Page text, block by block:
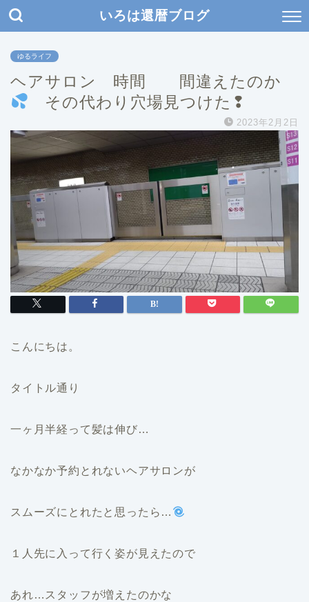
いろは還暦ブログ
ゆるライフ
ヘアサロン 時間 間違えたのか
その代わり穴場見つけた❢
2023年2月2日
こんにちは。
タイトル通り
一ヶ月半経って髪は伸び…
なかなか予約とれないヘアサロンが
スムーズにとれたと思ったら…
１人先に入って行く姿が見えたので
あれ…スタッフが増えたのかな